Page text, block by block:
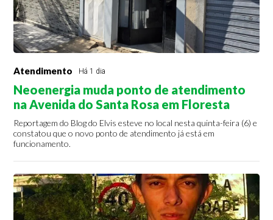
Atendimento Há 1 dia
Neoenergia muda ponto de atendimento
na Avenida do Santa Rosa em Floresta
Reportagem do Blog do Elvis esteve no local nesta quinta-feira (6) e
constatou que o novo ponto de atendimento já está em
funcionamento.